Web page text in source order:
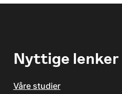
Nyttige lenker
Våre studier